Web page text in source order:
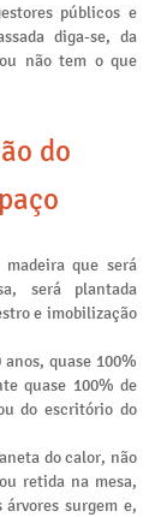
públicos e
diga-se, da
não tem o que
do
que será
será plantada
e imobilização
quase 100%
quase 100% de
do escritório do
do calor, não
retida na mesa,
surgem e,